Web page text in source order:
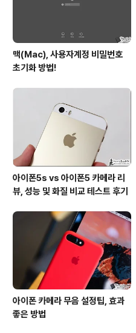
리 기능이 담겨 있지 않다고 해석하고 있는..
맥(Mac), 사용자계정 비밀번호
초기화 방법!
아이폰5s vs 아이폰5 카메라 리
뷰, 성능 및 화질 비교 테스트 후기
아이폰 카메라 무음 설정팁, 효과
좋은 방법